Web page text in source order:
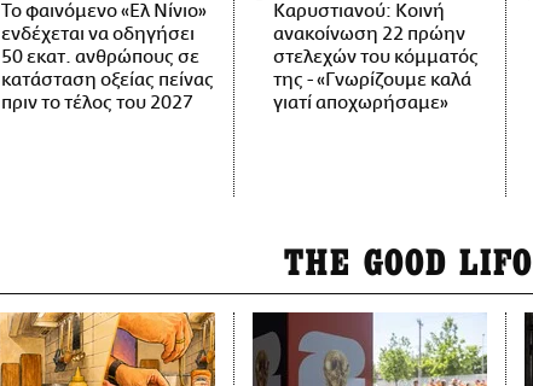
Το φαινόμενο «Ελ Νίνιο»
ενδέχεται να οδηγήσει
50 εκατ. ανθρώπους σε
κατάσταση οξείας πείνας
πριν το τέλος του 2027
Καρυστιανού: Κοινή
ανακοίνωση 22 πρώην
στελεχών του κόμματός
της - «Γνωρίζουμε καλά
γιατί αποχωρήσαμε»
THE GOOD LIFO